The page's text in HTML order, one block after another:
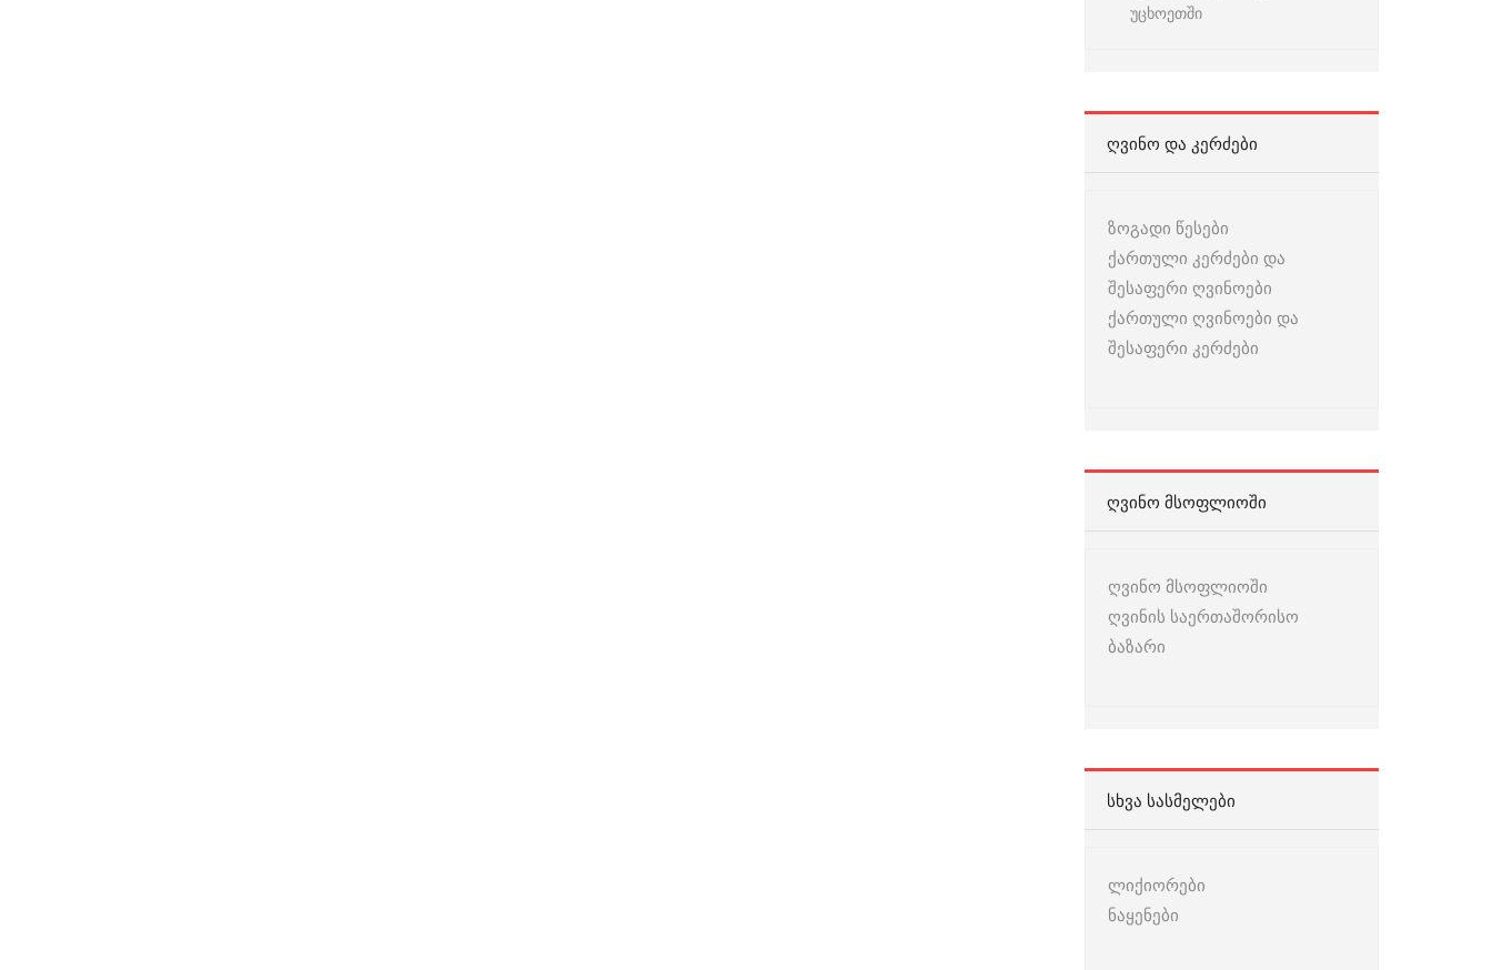
უცხოეთში
ᲦᲕᲘᲜᲝ ᲓᲐ ᲙᲔᲠᲫᲔᲑᲘ
ზოგადი წესები
ქართული კერძები და
შესაფერი ღვინოები
ქართული ღვინოები და
შესაფერი კერძები
ᲦᲕᲘᲜᲝ ᲛᲡᲝᲤᲚᲘᲝᲨᲘ
ღვინო მსოფლიოში
ღვინის საერთაშორისო
ბაზარი
ᲡᲮᲕᲐ ᲡᲐᲡᲛᲔᲚᲔᲑᲘ
ლიქიორები
ნაყენები